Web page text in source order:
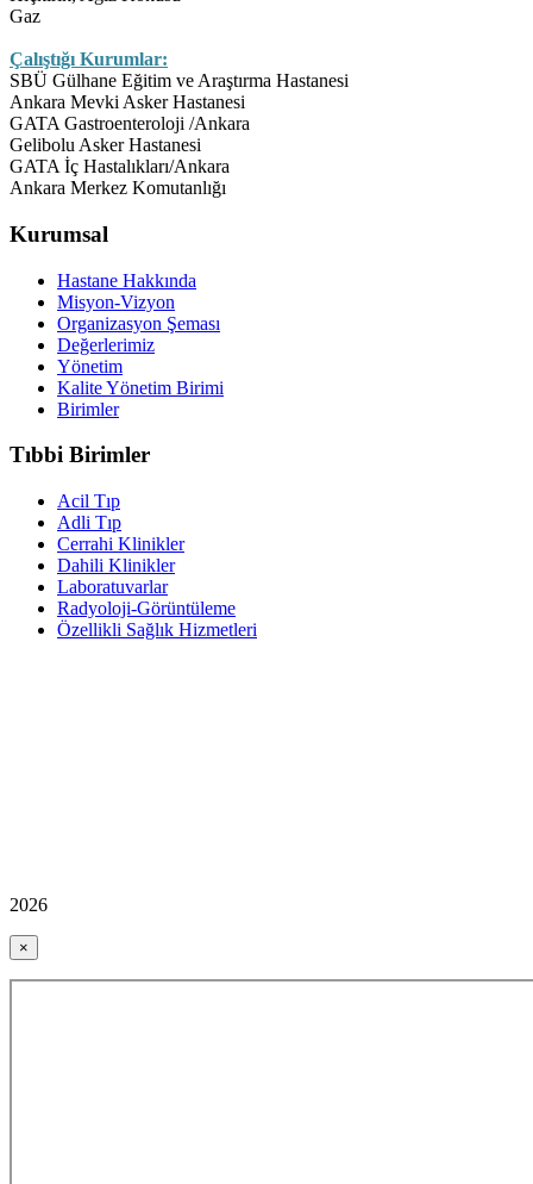
Gaz
Çalıştığı Kurumlar:
SBÜ Gülhane Eğitim ve Araştırma Hastanesi
Ankara Mevki Asker Hastanesi
GATA Gastroenteroloji /Ankara
Gelibolu Asker Hastanesi
GATA İç Hastalıkları/Ankara
Ankara Merkez Komutanlığı
Kurumsal
Hastane Hakkında
Misyon-Vizyon
Organizasyon Şeması
Değerlerimiz
Yönetim
Kalite Yönetim Birimi
Birimler
Tıbbi Birimler
Acil Tıp
Adli Tıp
Cerrahi Klinikler
Dahili Klinikler
Laboratuvarlar
Radyoloji-Görüntüleme
Özellikli Sağlık Hizmetleri
2026
×